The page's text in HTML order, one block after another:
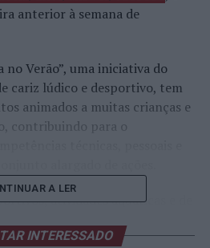
anterior à semana de
no Verão”, uma iniciativa do
cariz lúdico e desportivo, tem
animados a muitas crianças e
contribuindo para o
atividades aquáticas e de
os dias destes pequenos
A LER
INTERESSADO